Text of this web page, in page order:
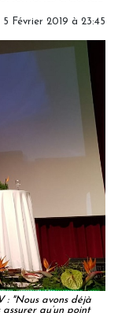
Février 2019 à 23:45
: "Nous avons déjà
qu’un point